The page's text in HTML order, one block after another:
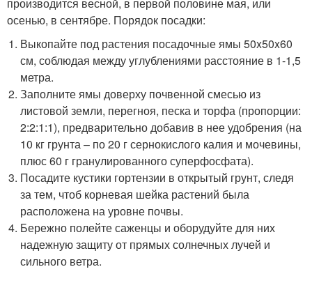
осенью, в сентябре. Порядок посадки:
Выкопайте под растения посадочные ямы 50x50x60
см, соблюдая между углублениями расстояние в 1-1,5
метра.
Заполните ямы доверху почвенной смесью из
листовой земли, перегноя, песка и торфа (пропорции:
2:2:1:1), предварительно добавив в нее удобрения (на
10 кг грунта – по 20 г сернокислого калия и мочевины,
плюс 60 г гранулированного суперфосфата).
Посадите кустики гортензии в открытый грунт, следя
за тем, чтоб корневая шейка растений была
расположена на уровне почвы.
Бережно полейте саженцы и оборудуйте для них
надежную защиту от прямых солнечных лучей и
сильного ветра.